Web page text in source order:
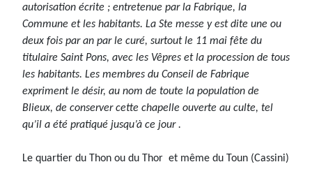
autorisation écrite ; entretenue par la Fabrique, la
Commune et les habitants. La Ste messe y est dite une ou
deux fois par an par le curé, surtout le 11 mai fête du
titulaire Saint Pons, avec les Vêpres et la procession de tous
les habitants. Les membres du Conseil de Fabrique
expriment le désir, au nom de toute la population de
Blieux, de conserver cette chapelle ouverte au culte, tel
qu’il a été pratiqué jusqu’à ce jour .
Le quartier du Thon ou du Thor et même du Toun (Cassini)